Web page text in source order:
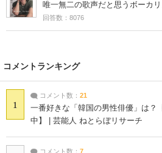
唯一無二の歌声だと思うボーカリ
回答数：8076
コメントランキング
1
コメント数： 21
一番好きな「韓国の男性俳優」は？
中】 | 芸能人 ねとらぼリサーチ
コメント数： 7